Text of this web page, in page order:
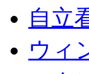
自立
ウィ